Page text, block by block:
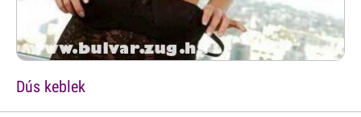
Dús keblek